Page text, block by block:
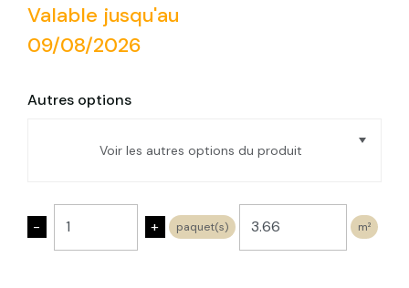
Valable jusqu'au
09/08/2026
Autres options
Voir les autres options du produit
SEMIN FLEX PLUS - 600x1220 - Ep.40mm
- paquet de 15 pan. de 0,732m² soit
- + paquet(s) m²